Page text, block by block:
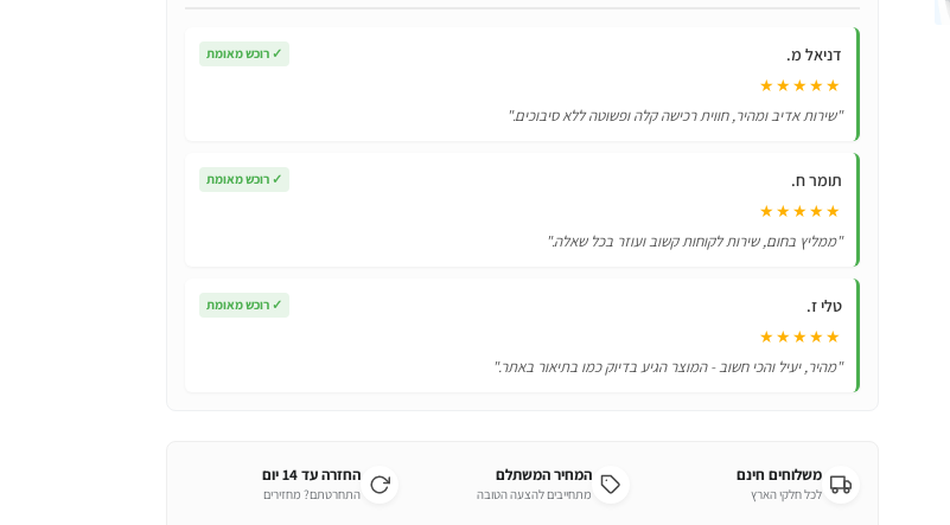
אסלה
מתקן
תלייה
דניאל מ. ✓ רוכש מאומת
★★★★★
"שירות אדיב ומהיר, חווית רכישה קלה ופשוטה ללא סיבוכים."
תומר ח. ✓ רוכש מאומת
★★★★★
"ממליץ בחום, שירות לקוחות קשוב ועוזר בכל שאלה."
טלי ז. ✓ רוכש מאומת
★★★★★
"מהיר, יעיל והכי חשוב - המוצר הגיע בדיוק כמו בתיאור באתר."
משלוחים חינם
לכל חלקי הארץ
המחיר המשתלם
מתחייבים להצעה הטובה
החזרה עד 14 יום
התחרטתם? מחזירים